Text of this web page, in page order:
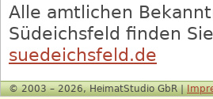
Alle amtlichen
Südeichsfeld finden
suedeichsfeld.de
© 2003 – 2026, HeimatStudio GbR |